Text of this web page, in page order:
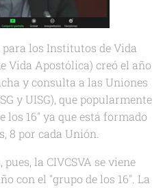
para los Institutos de Vida
Vida Apostólica) creó el año
y consulta a las Uniones
y UISG), que popularmente
los 16" ya que está formado
8 por cada Unión.
pues, la CIVCSVA se viene
con el "grupo de los 16". La